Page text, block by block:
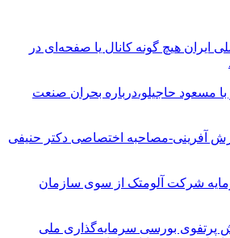
هیچ گونه کانال یا صفحه‌ای در
مسعود حاجیلو،درباره بحران صنعت
ارزش آفرینی-مصاحبه اختصاصی دکتر حنیفی
شرکت آلومتک از سوی سازمان
پرتفوی بورسی سرمایه‌گذاری ملی